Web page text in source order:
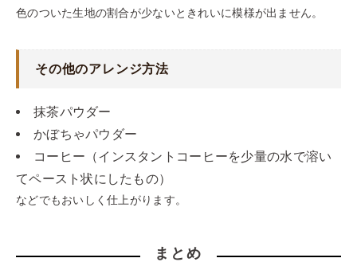
色のついた生地の割合が少ないときれいに模様が出ません。
その他のアレンジ方法
抹茶パウダー
かぼちゃパウダー
コーヒー（インスタントコーヒーを少量の水で溶い
てペースト状にしたもの）
などでもおいしく仕上がります。
まとめ